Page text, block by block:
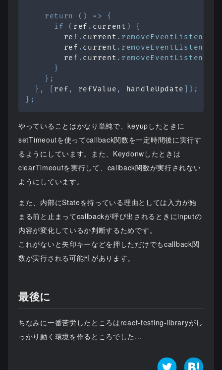
return ( ) =>
{
if
( ref . current )
{
        ref
. current . removeEventListener
        ref
. current . removeEventListener
        ref
. current . removeEventListener
}
} ;
} , ref , refValue , handleUpdate ) ;
} ;
やっていることはかなり単純で、keyupしたときに
setTimeoutを使ってcallback関数を一定時間後に実行す
るようにしています。また、Keydonwしたときは
clearTimeoutを実行して、callback関数が実行されない
ようにしています。
また、内部にStateを持っている理由としては入力が始
まる前と止まってcallbackが呼び出されるときにinputの
内容が変化しているか判断するためです。
これがないと矢印キーなどを押しただけでもcallback関
数が実行される可能性があります。
最後に
ちなみに一番苦労したところはreact-testing-libraryがし
っかり動く環境を作るところでした...